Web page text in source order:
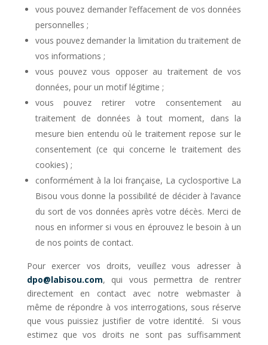
vous pouvez demander l’effacement de vos données
personnelles ;
vous pouvez demander la limitation du traitement de
vos informations ;
vous pouvez vous opposer au traitement de vos
données, pour un motif légitime ;
vous pouvez retirer votre consentement au
traitement de données à tout moment, dans la
mesure bien entendu où le traitement repose sur le
consentement (ce qui concerne le traitement des
cookies) ;
conformément à la loi française, La cyclosportive La
Bisou vous donne la possibilité de décider à l’avance
du sort de vos données après votre décès. Merci de
nous en informer si vous en éprouvez le besoin à un
de nos points de contact.
Pour exercer vos droits, veuillez vous adresser à
dpo@labisou.com, qui vous permettra de rentrer
directement en contact avec notre webmaster à
même de répondre à vos interrogations, sous réserve
que vous puissiez justifier de votre identité. Si vous
estimez que vos droits ne sont pas suffisamment